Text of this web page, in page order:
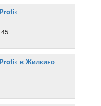
в Жилкино